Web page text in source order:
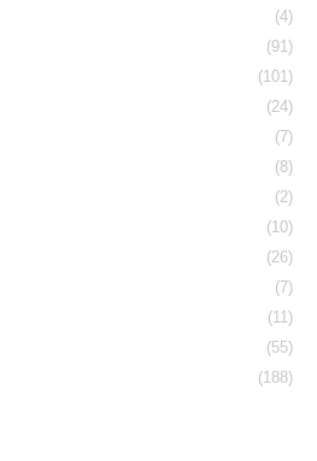
(4)
(91)
(101)
(24)
(7)
(8)
(2)
(10)
(26)
(7)
(11)
(55)
(188)